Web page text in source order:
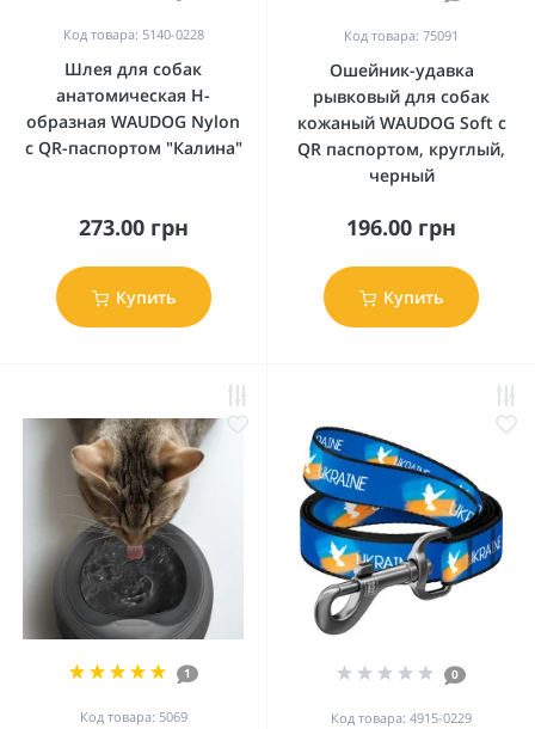
Код товара: 5140-0228
Шлея для собак
анатомическая H-
образная WAUDOG Nylon
с QR-паспортом "Калина"
273.00 грн
Купить
Код товара: 75091
Ошейник-удавка
рывковый для собак
кожаный WAUDOG Soft с
QR паспортом, круглый,
черный
196.00 грн
Купить
1
Код товара: 5069
0
Код товара: 4915-0229